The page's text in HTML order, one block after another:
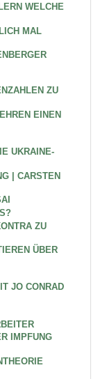
WELCHE
MAL
ZU
EINEN
UKRAINE-
| CARSTEN
ZU
ÜBER
JO CONRAD
IMPFUNG